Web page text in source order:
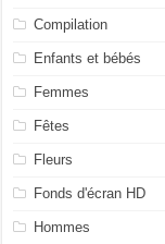
Compilation
Enfants et bébés
Femmes
Fêtes
Fleurs
Fonds d'écran HD
Hommes